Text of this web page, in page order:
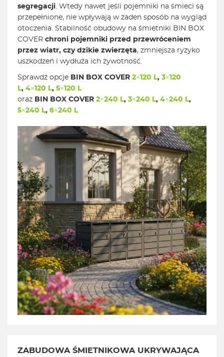
segregacji. Wtedy nawet jeśli pojemniki na śmieci są
przepełnione, nie wpływają w żaden sposób na wygląd
otoczenia. Stabilność obudowy na śmietniki BIN BOX
COVER chroni pojemniki przed przewróceniem
przez wiatr, czy dzikie zwierzęta, zmniejsza ryzyko
uszkodzeń i wydłuża ich żywotność.
Sprawdź opcje BIN BOX COVER 2×120 L, 3×120
L, 4×120 L, 5×120 L
oraz BIN BOX COVER 2×240 L, 3×240 L, 4×240 L,
5×240 L, 6×240 L
ZABUDOWA ŚMIETNIKOWA UKRYWAJĄCA